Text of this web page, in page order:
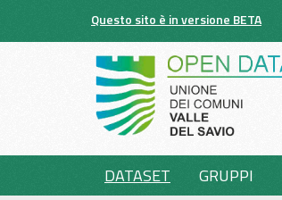
Questo sito è in versione BETA
DATASET GRUPPI